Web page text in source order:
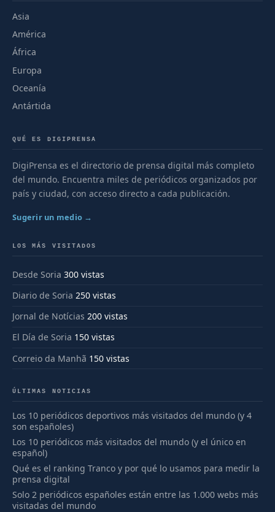
Asia
América
África
Europa
Oceanía
Antártida
QUÉ ES DIGIPRENSA
DigiPrensa es el directorio de prensa digital más completo
del mundo. Encuentra miles de periódicos organizados por
país y ciudad, con acceso directo a cada publicación.
Sugerir un medio →
LOS MÁS VISITADOS
Desde Soria 300 vistas
Diario de Soria 250 vistas
Jornal de Notícias 200 vistas
El Día de Soria 150 vistas
Correio da Manhã 150 vistas
ÚLTIMAS NOTICIAS
Los 10 periódicos deportivos más visitados del mundo (y 4
son españoles)
Los 10 periódicos más visitados del mundo (y el único en
español)
Qué es el ranking Tranco y por qué lo usamos para medir la
prensa digital
Solo 2 periódicos españoles están entre las 1.000 webs más
visitadas del mundo